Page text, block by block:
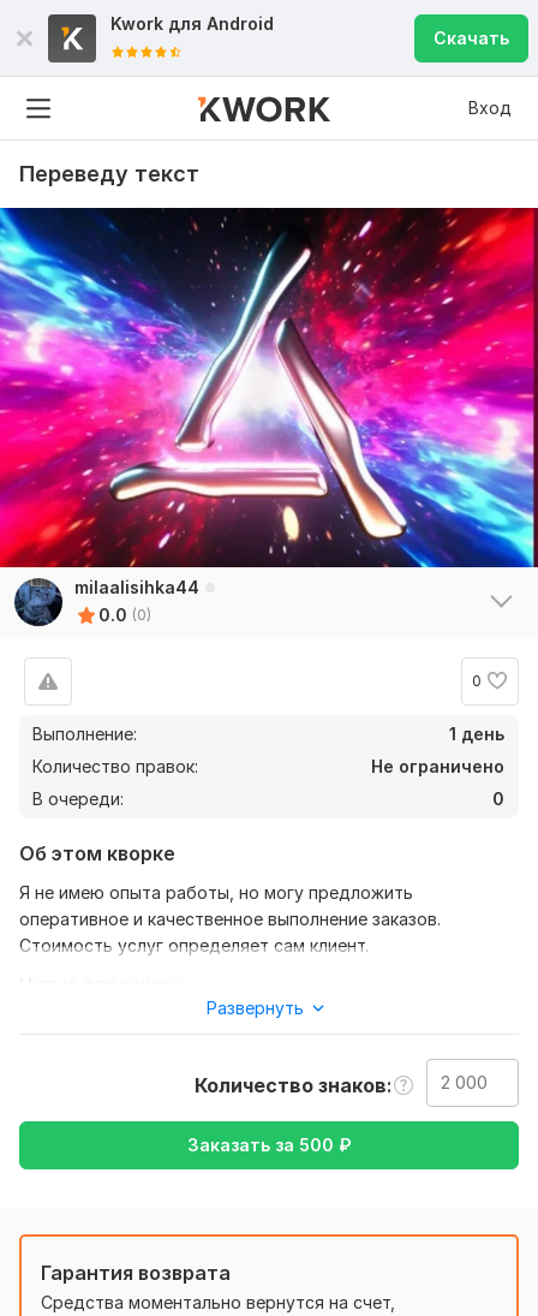
Kwork для Android
Скачать
Вход
Переведу текст
milaalisihka44
0.0 (0)
0
Выполнение:
1 день
Количество правок:
Не ограничено
В очереди:
0
Об этом кворке
Я не имею опыта работы, но могу предложить
оперативное и качественное выполнение заказов.
Стоимость услуг определяет сам клиент.
От покупателя нужно предоставить только текст и
Желательно, чтобы текст был достаточно объёмным.
Культура и искусство,
Медицина и здоровье,
Работа, карьера,
с Русского на Немецкий
Объем услуги в кворке:
Развернуть
Количество знаков
Заказать за 500 ₽
Гарантия возврата
Средства моментально вернутся на счет,